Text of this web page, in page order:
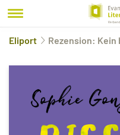
Eliport Rezension: